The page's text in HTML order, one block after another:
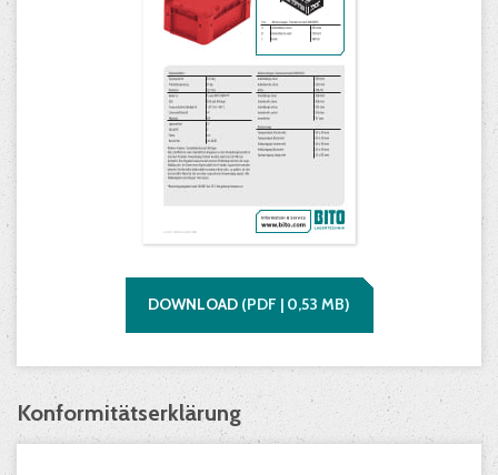
DOWNLOAD (PDF | 0,53 MB)
Konformitätserklärung